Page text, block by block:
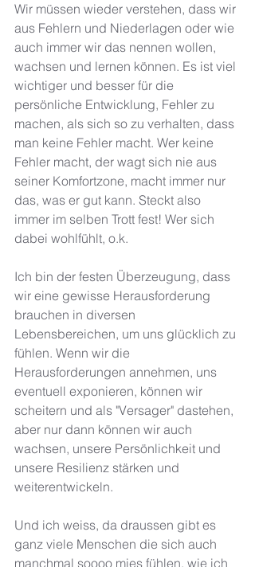
Wir müssen wieder verstehen, dass wir
aus Fehlern und Niederlagen oder wie
auch immer wir das nennen wollen,
wachsen und lernen können. Es ist viel
wichtiger und besser für die
persönliche Entwicklung, Fehler zu
machen, als sich so zu verhalten, dass
man keine Fehler macht. Wer keine
Fehler macht, der wagt sich nie aus
seiner Komfortzone, macht immer nur
das, was er gut kann. Steckt also
immer im selben Trott fest! Wer sich
dabei wohlfühlt, o.k.
Ich bin der festen Überzeugung, dass
wir eine gewisse Herausforderung
brauchen in diversen
Lebensbereichen, um uns glücklich zu
fühlen. Wenn wir die
Herausforderungen annehmen, uns
eventuell exponieren, können wir
scheitern und als "Versager" dastehen,
aber nur dann können wir auch
wachsen, unsere Persönlichkeit und
unsere Resilienz stärken und
weiterentwickeln.
Und ich weiss, da draussen gibt es
ganz viele Menschen die sich auch
manchmal soooo mies fühlen, wie ich